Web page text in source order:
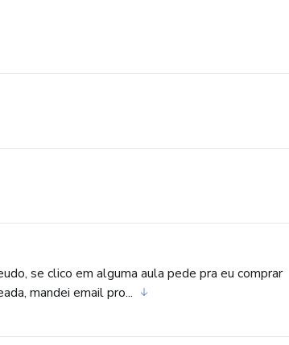
se clico em alguma aula pede pra eu comprar
mandei email pro...